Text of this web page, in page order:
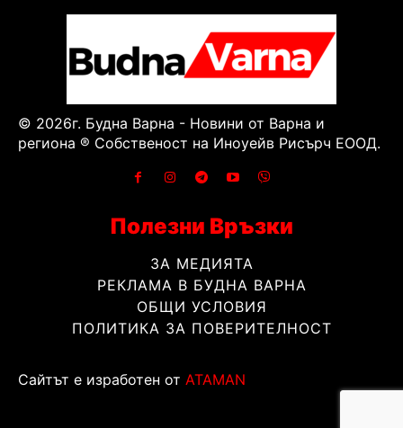
© 2026г. Будна Варна - Новини от Варна и
региона ® Собственост на Иноуейв Рисърч ЕООД.
Полезни Връзки
ЗА МЕДИЯТА
РЕКЛАМА В БУДНА ВАРНА
ОБЩИ УСЛОВИЯ
ПОЛИТИКА ЗА ПОВЕРИТЕЛНОСТ
Сайтът е изработен от ATAMAN